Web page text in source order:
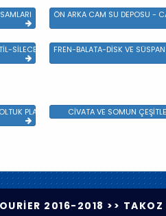
ÖN ARKA CAM SU DEPOSU -
SİLECEK ÇEŞİTLERİFREN-BALATA-DİSK VE
PLASTİK VE SAC AKSAM
CİVATA VE SOMUN
2016-2018 >> TAKOZ